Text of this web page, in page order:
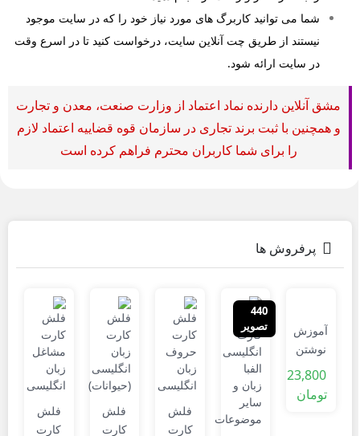
شما می توانید کاربرگ های مورد نیاز خود را که در سایت موجود
نیستند از طریق چت آنلاین سایت، درخواست کنید تا در اسرع وقت
در سایت ارائه شود.
مشق آنلاین دارنده نماد اعتماد از وزارت صنعت، معدن و تجارت
و همچنین با ثبت برند تجاری در سازمان قوه قضاییه اعتماد لازم
را برای شما کاربران محترم فراهم کرده است
پرفروش ها
آموزش
نوشتن
حروف
انگلیسی
23,800
تومان
440
تصویر
فلش
کارت
فلش
کارت
فلش
کارت